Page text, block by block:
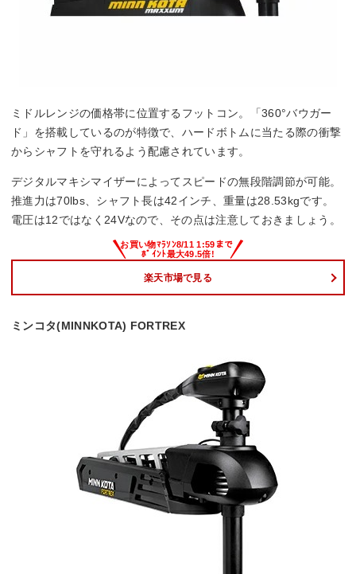
ミドルレンジの価格帯に位置するフットコン。「360°バウガー
ド」を搭載しているのが特徴で、ハードボトムに当たる際の衝撃
からシャフトを守れるよう配慮されています。
デジタルマキシマイザーによってスピードの無段階調節が可能。
推進力は70lbs、シャフト長は42インチ、重量は28.53kgです。
電圧は12ではなく24Vなので、その点は注意しておきましょう。
楽天市場で見る
ミンコタ(MINNKOTA) FORTREX